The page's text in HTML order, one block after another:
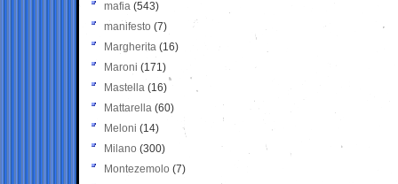
mafia (543)
manifesto (7)
Margherita (16)
Maroni (171)
Mastella (16)
Mattarella (60)
Meloni (14)
Milano (300)
Montezemolo (7)